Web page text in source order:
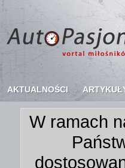
AKTUALNOŚCI
W ramach